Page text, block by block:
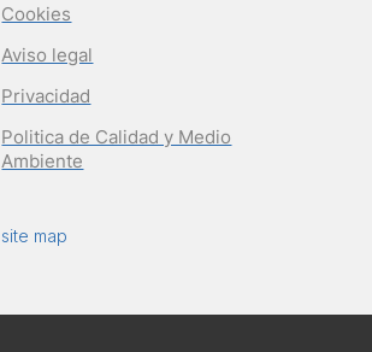
Cookies
Aviso legal
Privacidad
Politica de Calidad y Medio
Ambiente
site map